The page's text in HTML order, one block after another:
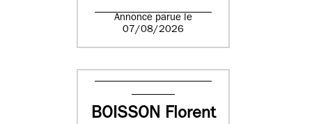
Annonce parue le
07/08/2026
BOISSON Florent